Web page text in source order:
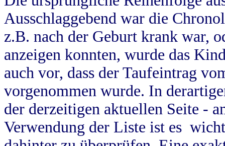
Ausschlaggebend war die
z.B. nach der Geburt krank war,
anzeigen konnten, wurde das
auch vor, dass der Taufeintrag
vorgenommen wurde. In
der derzeitigen aktuellen Seite -
Verwendung der Liste ist es